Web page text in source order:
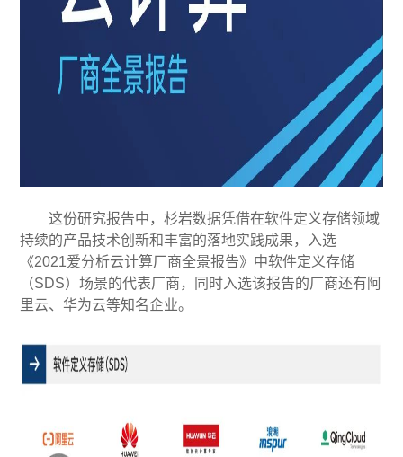
这份研究报告中，杉岩数据凭借在软件定义存储领域
持续的产品技术创新和丰富的落地实践成果，入选
《2021爱分析云计算厂商全景报告》中软件定义存储
（SDS）场景的代表厂商，同时入选该报告的厂商还有阿
里云、华为云等知名企业。